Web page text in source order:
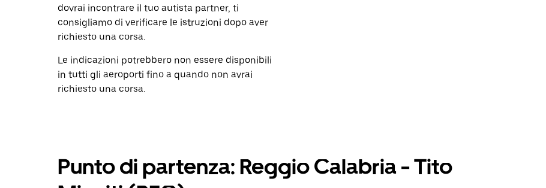
dovrai incontrare il tuo autista partner, ti
consigliamo di verificare le istruzioni dopo aver
richiesto una corsa.
Le indicazioni potrebbero non essere disponibili
in tutti gli aeroporti fino a quando non avrai
richiesto una corsa.
Punto di partenza: Reggio Calabria - Tito